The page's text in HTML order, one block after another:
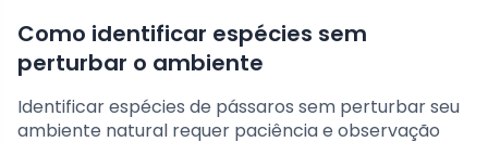
Como identificar espécies sem
perturbar o ambiente
Identificar espécies de pássaros sem perturbar seu
ambiente natural requer paciência e observação